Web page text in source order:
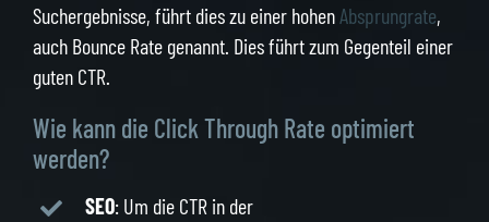
Suchergebnisse, führt dies zu einer hohenAbsprungrate,
auch Bounce Rate genannt. Dies führt zum Gegenteil einer
guten CTR.
Wie kann die Click Through Rate optimiert
werden?
SEO: Um die CTR in der